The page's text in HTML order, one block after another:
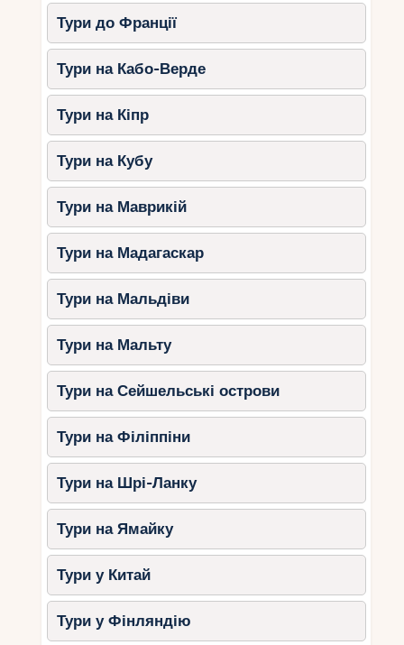
Тури до Франції
Тури на Кабо-Верде
Тури на Кіпр
Тури на Кубу
Тури на Маврикій
Тури на Мадагаскар
Тури на Мальдіви
Тури на Мальту
Тури на Сейшельські острови
Тури на Філіппіни
Тури на Шрі-Ланку
Тури на Ямайку
Тури у Китай
Тури у Фінляндію